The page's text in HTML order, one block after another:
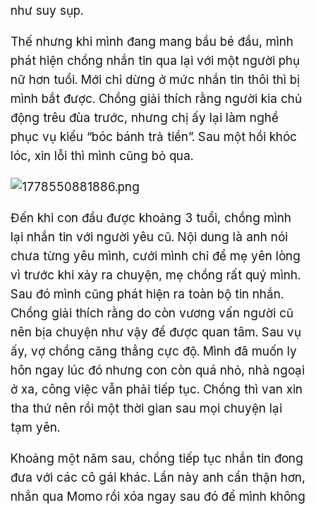
như suy sụp.
Thế nhưng khi mình đang mang bầu bé đầu, mình
phát hiện chồng nhắn tin qua lại với một người phụ
nữ hơn tuổi. Mới chỉ dừng ở mức nhắn tin thôi thì bị
mình bắt được. Chồng giải thích rằng người kia chủ
động trêu đùa trước, nhưng chị ấy lại làm nghề
phục vụ kiểu “bóc bánh trả tiền”. Sau một hồi khóc
lóc, xin lỗi thì mình cũng bỏ qua.
Đến khi con đầu được khoảng 3 tuổi, chồng mình
lại nhắn tin với người yêu cũ. Nội dung là anh nói
chưa từng yêu mình, cưới mình chỉ để mẹ yên lòng
vì trước khi xảy ra chuyện, mẹ chồng rất quý mình.
Sau đó mình cũng phát hiện ra toàn bộ tin nhắn.
Chồng giải thích rằng do còn vương vấn người cũ
nên bịa chuyện như vậy để được quan tâm. Sau vụ
ấy, vợ chồng căng thẳng cực độ. Mình đã muốn ly
hôn ngay lúc đó nhưng con còn quá nhỏ, nhà ngoại
ở xa, công việc vẫn phải tiếp tục. Chồng thì van xin
tha thứ nên rồi một thời gian sau mọi chuyện lại
tạm yên.
Khoảng một năm sau, chồng tiếp tục nhắn tin đong
đưa với các cô gái khác. Lần này anh cẩn thận hơn,
nhắn qua Momo rồi xóa ngay sau đó để mình không